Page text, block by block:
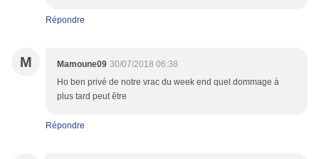
Répondre
M Mamoune09 30/07/2018 06:38
Ho ben privé de notre vrac du week end quel dommage à
plus tard peut être
Répondre